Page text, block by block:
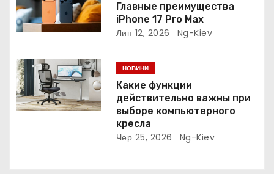
і
в
Главные преимущества
iPhone 17 Pro Max
Лип 12, 2026 Ng-Kiev
НОВИНИ
Какие функции
действительно важны при
выборе компьютерного
кресла
Чер 25, 2026 Ng-Kiev